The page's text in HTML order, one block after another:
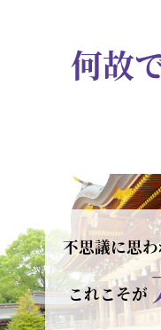
何故
不思議に思
これこそが